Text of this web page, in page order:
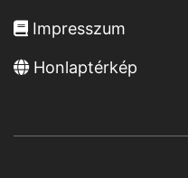
Impresszum
Honlaptérkép